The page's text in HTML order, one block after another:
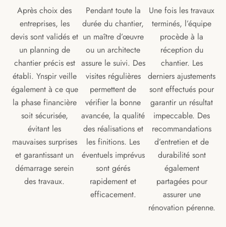
Après choix des
entreprises, les
devis sont validés et
un planning de
chantier précis est
établi. Ynspir veille
également à ce que
la phase financière
soit sécurisée,
évitant les
mauvaises surprises
et garantissant un
démarrage serein
des travaux.
Pendant toute la
durée du chantier,
un maître d’œuvre
ou un architecte
assure le suivi. Des
visites régulières
permettent de
vérifier la bonne
avancée, la qualité
des réalisations et
les finitions. Les
éventuels imprévus
sont gérés
rapidement et
efficacement.
Une fois les travaux
terminés, l’équipe
procède à la
réception du
chantier. Les
derniers ajustements
sont effectués pour
garantir un résultat
impeccable. Des
recommandations
d’entretien et de
durabilité sont
également
partagées pour
assurer une
rénovation pérenne.